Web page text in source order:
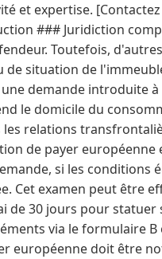
et expertise.
### Juridiction
Toutefois,
de situation de
demande introduite
le domicile du
relations
de payer européenne
si les conditions
Cet examen peut être
de 30 jours pour statuer
via le formulaire
européenne doit être